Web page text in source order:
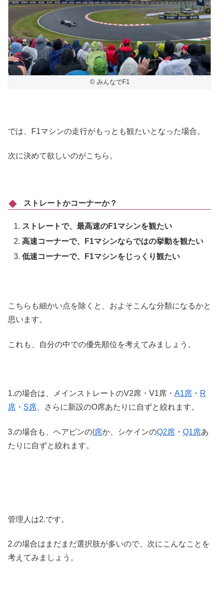
© みんなでF1
では、F1マシンの走行がもっとも観たいとなった場合。
次に決めて欲しいのがこちら。
ストレートかコーナーか？
ストレートで、最高速のF1マシンを観たい
高速コーナーで、F1マシンならではの挙動を観たい
低速コーナーで、F1マシンをじっくり観たい
こちらも細かい点を除くと、およそこんな分類になるかと
思います。
これも、自分の中での優先順位を考えてみましょう。
1.の場合は、メインストレートのV2席・V1席・ A1席 ・ R
席 ・ S席 、さらに新設のO席あたりに自ずと絞れます。
3.の場合も、ヘアピンの I席か、シケインのQ2席 ・ Q1席あ
たりに自ずと絞れます。
管理人は2.です。
2.の場合はまだまだ選択肢が多いので、次にこんなことを
考えてみましょう。